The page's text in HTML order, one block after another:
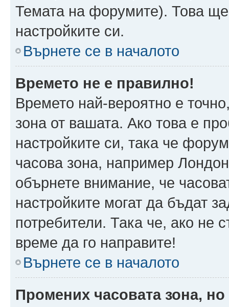
Темата на форумите). Това
настройките си.
Върнете се в началото
Времето не е правилно!
Времето най-вероятно е
зона от вашата. Ако това е
настройките си, така че
часова зона, например
обърнете внимание, че
настройките могат да бъдат
потребители. Така че, ако не
време да го направите!
Върнете се в началото
Промених часовата зона,